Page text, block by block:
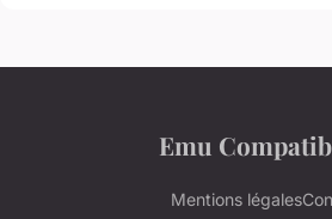
Emu
Mentions légales